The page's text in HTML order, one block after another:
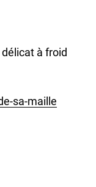
à froid
sa-maille